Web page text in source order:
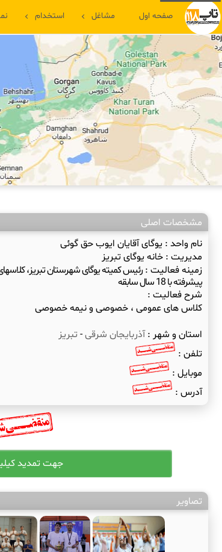
صفحه اول مشاغل استخدام
مشخصات اصلی
نام واحد :یوگای آقایان ایوب حق گوئی
مدیریت :خانه یوگای تبریز
زمینه فعالیت :رئیس کمیته یوگای شهرستان تبریز،
پیشرفته با 18 سال سابقه
شرح فعالیت :
کلاس های عمومی ، خصوصی و نیمه خصوصی
استان و شهر :آذربایجان شرقی- تبریز
تلفن :
موبایل :
آدرس :
تصاویر